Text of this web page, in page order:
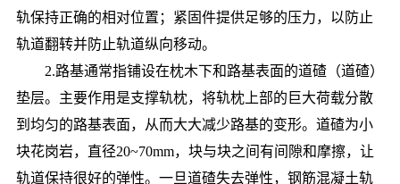
轨保持正确的相对位置；紧固件提供足够的压力，以防止
轨道翻转并防止轨道纵向移动。
2.路基通常指铺设在枕木下和路基表面的道碴（道碴）
垫层。主要作用是支撑轨枕，将轨枕上部的巨大荷载分散
到均匀的路基表面，从而大大减少路基的变形。道碴为小
块花岗岩，直径20~70mm，块与块之间有间隙和摩擦，让
轨道保持很好的弹性。一旦道碴失去弹性，钢筋混凝土轨